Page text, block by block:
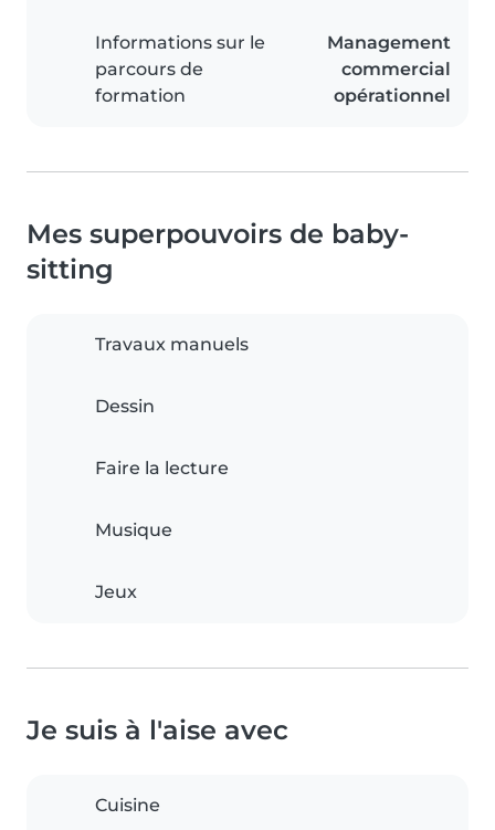
Informations sur le
parcours de
formation
Management
commercial
opérationnel
Mes superpouvoirs de baby-
sitting
Travaux manuels
Dessin
Faire la lecture
Musique
Jeux
Je suis à l'aise avec
Cuisine